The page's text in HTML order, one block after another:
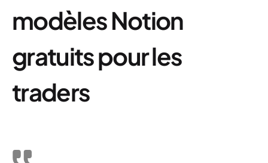
modèles Notion
gratuits pour les
traders